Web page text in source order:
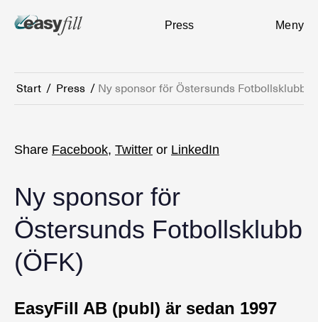
Press Meny
Start / Press / Ny sponsor för Östersunds Fotbollsklubb
Share Facebook, Twitter or LinkedIn
Ny sponsor för
Östersunds Fotbollsklubb
(ÖFK)
EasyFill AB (publ) är sedan 1997